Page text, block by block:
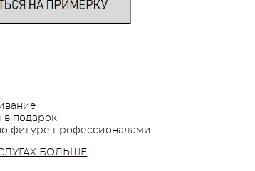
подарок
фигуре профессионалами
БОЛЬШЕ